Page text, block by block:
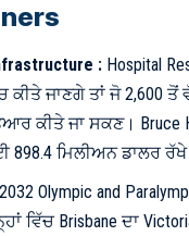
:Hospital
ਕੀਤੇ ਜਾਣਗੇ ਤਾਂ ਜੋ 2,600
ਕੀਤੇ ਜਾ ਸਕਣ। Bruce
ਮਿਲੀਅਨ ਡਾਲਰ
Olympic and
ਵਿੱਚ Brisbane ਦਾ